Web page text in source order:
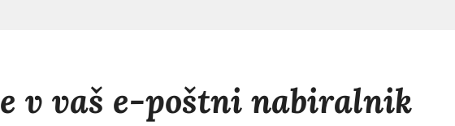
v vaš e-poštni nabiralnik